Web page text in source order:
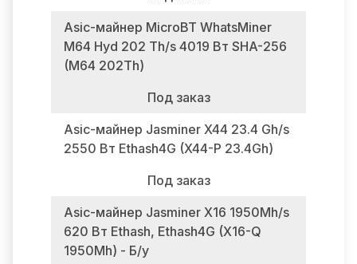
Asic-майнер MicroBT WhatsMiner
M64 Hyd 202 Th/s 4019 Вт SHA-256
(M64 202Th)
Под заказ
Asic-майнер Jasminer X44 23.4 Gh/s
2550 Вт Ethash4G (X44-P 23.4Gh)
Под заказ
Asic-майнер Jasminer X16 1950Mh/s
620 Вт Ethash, Ethash4G (X16-Q
1950Mh) - Б/у